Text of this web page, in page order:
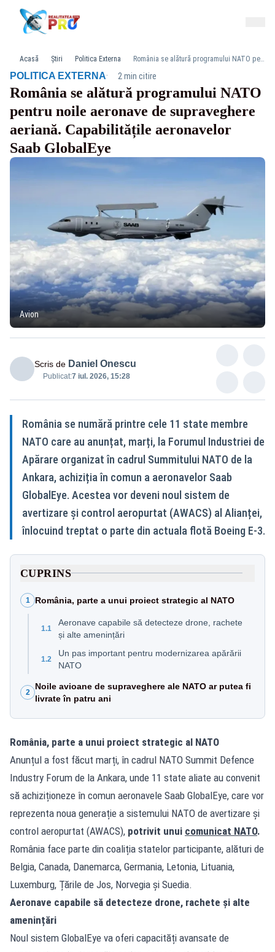
Acasă Știri Politica Externa România se alătură programului NATO pentru noile aeronave de supraveghere aeriană. Capabilitățile aeronavelor Saab GlobalEye
POLITICA EXTERNA· 2 min citire
România se alătură programului NATO
pentru noile aeronave de supraveghere
aeriană. Capabilitățile aeronavelor
Saab GlobalEye
Avion
Scris de Daniel Onescu
Publicat:7 iul. 2026, 15:28
România se numără printre cele 11 state membre
NATO care au anunțat, marți, la Forumul Industriei de
Apărare organizat în cadrul Summitului NATO de la
Ankara, achiziția în comun a aeronavelor Saab
GlobalEye. Acestea vor deveni noul sistem de
avertizare și control aeropurtat (AWACS) al Alianței,
înlocuind treptat o parte din actuala flotă Boeing E-3.
CUPRINS
1 România, parte a unui proiect strategic al NATO
1.1
Aeronave capabile să detecteze drone, rachete
și alte amenințări
1.2
Un pas important pentru modernizarea apărării
NATO
2
Noile avioane de supraveghere ale NATO ar putea fi
livrate în patru ani
România, parte a unui proiect strategic al NATO
Anunțul a fost făcut marți, în cadrul NATO Summit Defence
Industry Forum de la Ankara, unde 11 state aliate au convenit
să achiziționeze în comun aeronavele Saab GlobalEye, care vor
reprezenta noua generație a sistemului NATO de avertizare și
control aeropurtat (AWACS), potrivit unui comunicat NATO.
România face parte din coaliția statelor participante, alături de
Belgia, Canada, Danemarca, Germania, Letonia, Lituania,
Luxemburg, Țările de Jos, Norvegia și Suedia.
Aeronave capabile să detecteze drone, rachete și alte
amenințări
Noul sistem GlobalEye va oferi capacități avansate de